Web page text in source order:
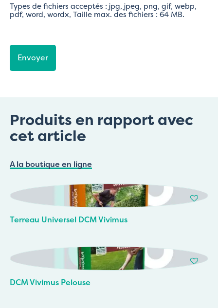
Types de fichiers acceptés : jpg, jpeg, png, gif, webp,
pdf, word, wordx, Taille max. des fichiers : 64 MB.
Produits en rapport avec
cet article
A la boutique en ligne
Terreau Universel DCM Vivimus
DCM Vivimus Pelouse